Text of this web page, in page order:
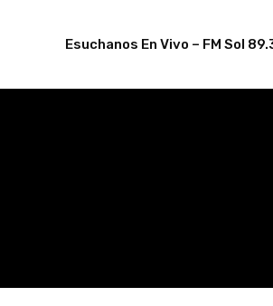
Esuchanos En Vivo – FM Sol